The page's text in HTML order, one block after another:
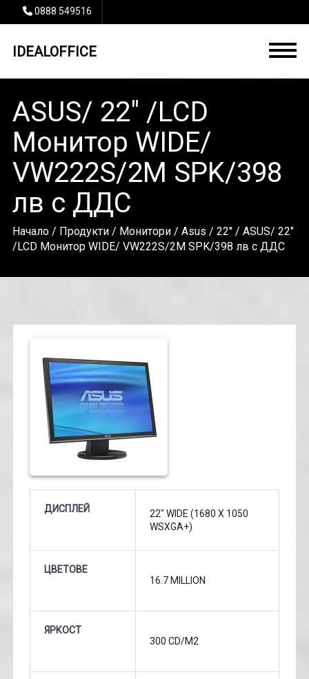
0888 549516
IDEALOFFICE
ASUS/ 22" /LCD
Монитор WIDE/
VW222S/2M SPK/398
лв с ДДС
Начало/ Продукти/ Монитори/ Asus / 22''/ ASUS/ 22"
/LCD Монитор WIDE/ VW222S/2M SPK/398 лв с ДДС
ДИСПЛЕЙ
22" WIDE (1680 X 1050
WSXGA+)
ЦВЕТОВЕ
16.7 MILLION
ЯРКОСТ
300 CD/M2